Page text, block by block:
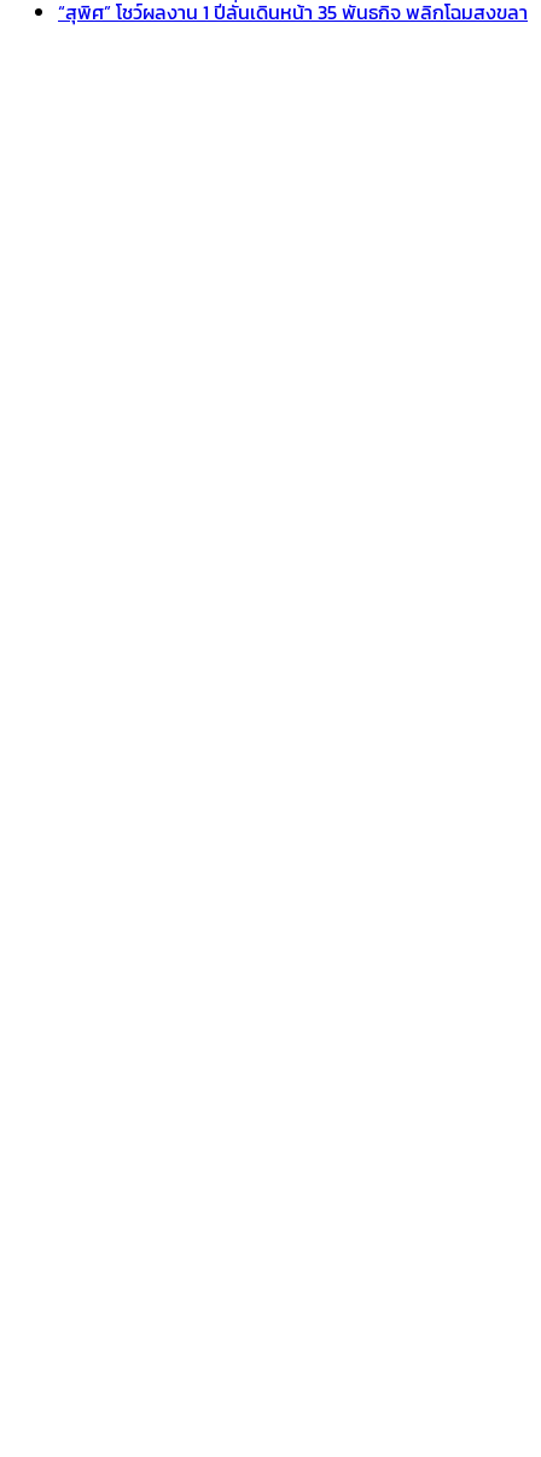
“สุพิศ” โชว์ผลงาน 1 ปีลั่นเดินหน้า 35 พันธกิจ พลิกโฉมสงขลา